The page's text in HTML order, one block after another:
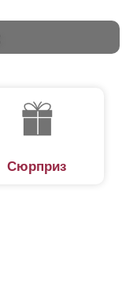
Сюрприз